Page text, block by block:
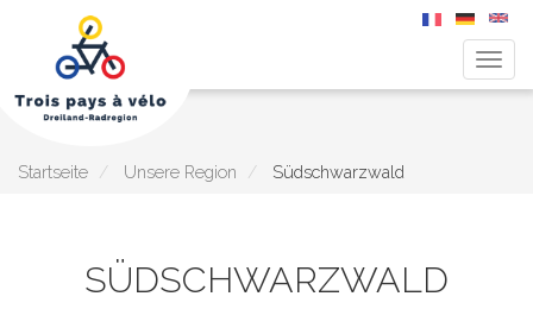
Direkt
Startseite Unsere Region Südschwarzwald
SÜDSCHWARZWALD